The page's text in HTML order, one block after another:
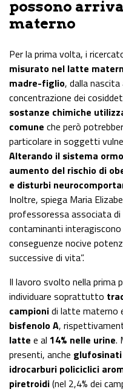
possono
materno
Per la prima volta, i
misurato nel latte
madre-figlio, dalla
concentrazione dei
sostanze chimiche
comune che però
particolare in soggetti
Alterando il sistema
aumento del rischio di
e disturbi
Inoltre, spiega Maria
professoressa associata di
contaminanti
conseguenze nocive
successive di vita”.
Il lavoro svolto nella prima
individuare soprattutto
campionidi latte materno
bisfenolo A,
latte e al 14% nelle urine.
presenti, anche
idrocarburi policiclici
piretroidi(nel 2,4% dei